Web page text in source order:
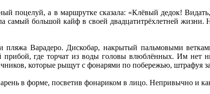
поцелуй, а в маршрутке сказала: «Клёвый дедок!
самый большой кайф в своей двадцатитрёхлетней
пляжа Варадеро. Дискобар, накрытый пальмовыми
где торчат из воды головы влюблённых. Им нет
которые рыщут с фонарями по побережью, штрафуя
в форме, посветив фонариком в лицо. Непривычно и